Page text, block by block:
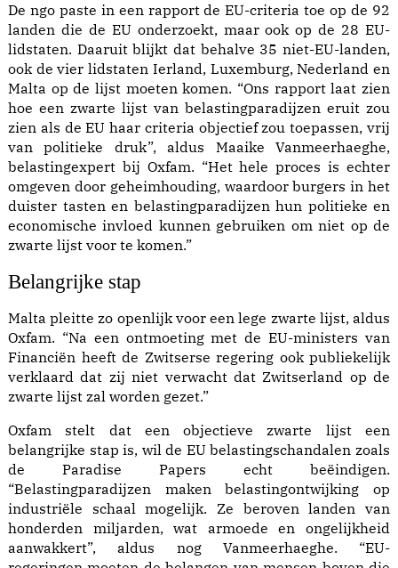
De ngo paste in een rapport de EU-criteria toe op de 92
landen die de EU onderzoekt, maar ook op de 28 EU-
lidstaten. Daaruit blijkt dat behalve 35 niet-EU-landen,
ook de vier lidstaten Ierland, Luxemburg, Nederland en
Malta op de lijst moeten komen. “Ons rapport laat zien
hoe een zwarte lijst van belastingparadijzen eruit zou
zien als de EU haar criteria objectief zou toepassen, vrij
van politieke druk”, aldus Maaike Vanmeerhaeghe,
belastingexpert bij Oxfam. “Het hele proces is echter
omgeven door geheimhouding, waardoor burgers in het
duister tasten en belastingparadijzen hun politieke en
economische invloed kunnen gebruiken om niet op de
zwarte lijst voor te komen.”
Belangrijke stap
Malta pleitte zo openlijk voor een lege zwarte lijst, aldus
Oxfam. “Na een ontmoeting met de EU-ministers van
Financiën heeft de Zwitserse regering ook publiekelijk
verklaard dat zij niet verwacht dat Zwitserland op de
zwarte lijst zal worden gezet.”
Oxfam stelt dat een objectieve zwarte lijst een
belangrijke stap is, wil de EU belastingschandalen zoals
de Paradise Papers echt beëindigen.
“Belastingparadijzen maken belastingontwijking op
industriële schaal mogelijk. Ze beroven landen van
honderden miljarden, wat armoede en ongelijkheid
aanwakkert”, aldus nog Vanmeerhaeghe. “EU-